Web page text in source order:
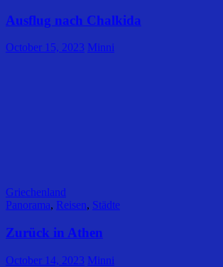
Ausflug nach Chalkida
October 15, 2023 Minni
Griechenland
Panorama, Reisen, Städte
Zurück in Athen
October 14, 2023 Minni